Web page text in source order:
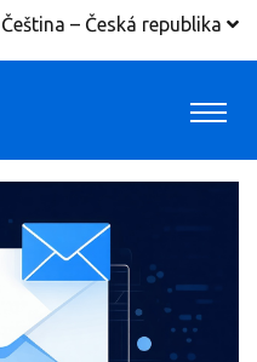
Čeština – Česká republika